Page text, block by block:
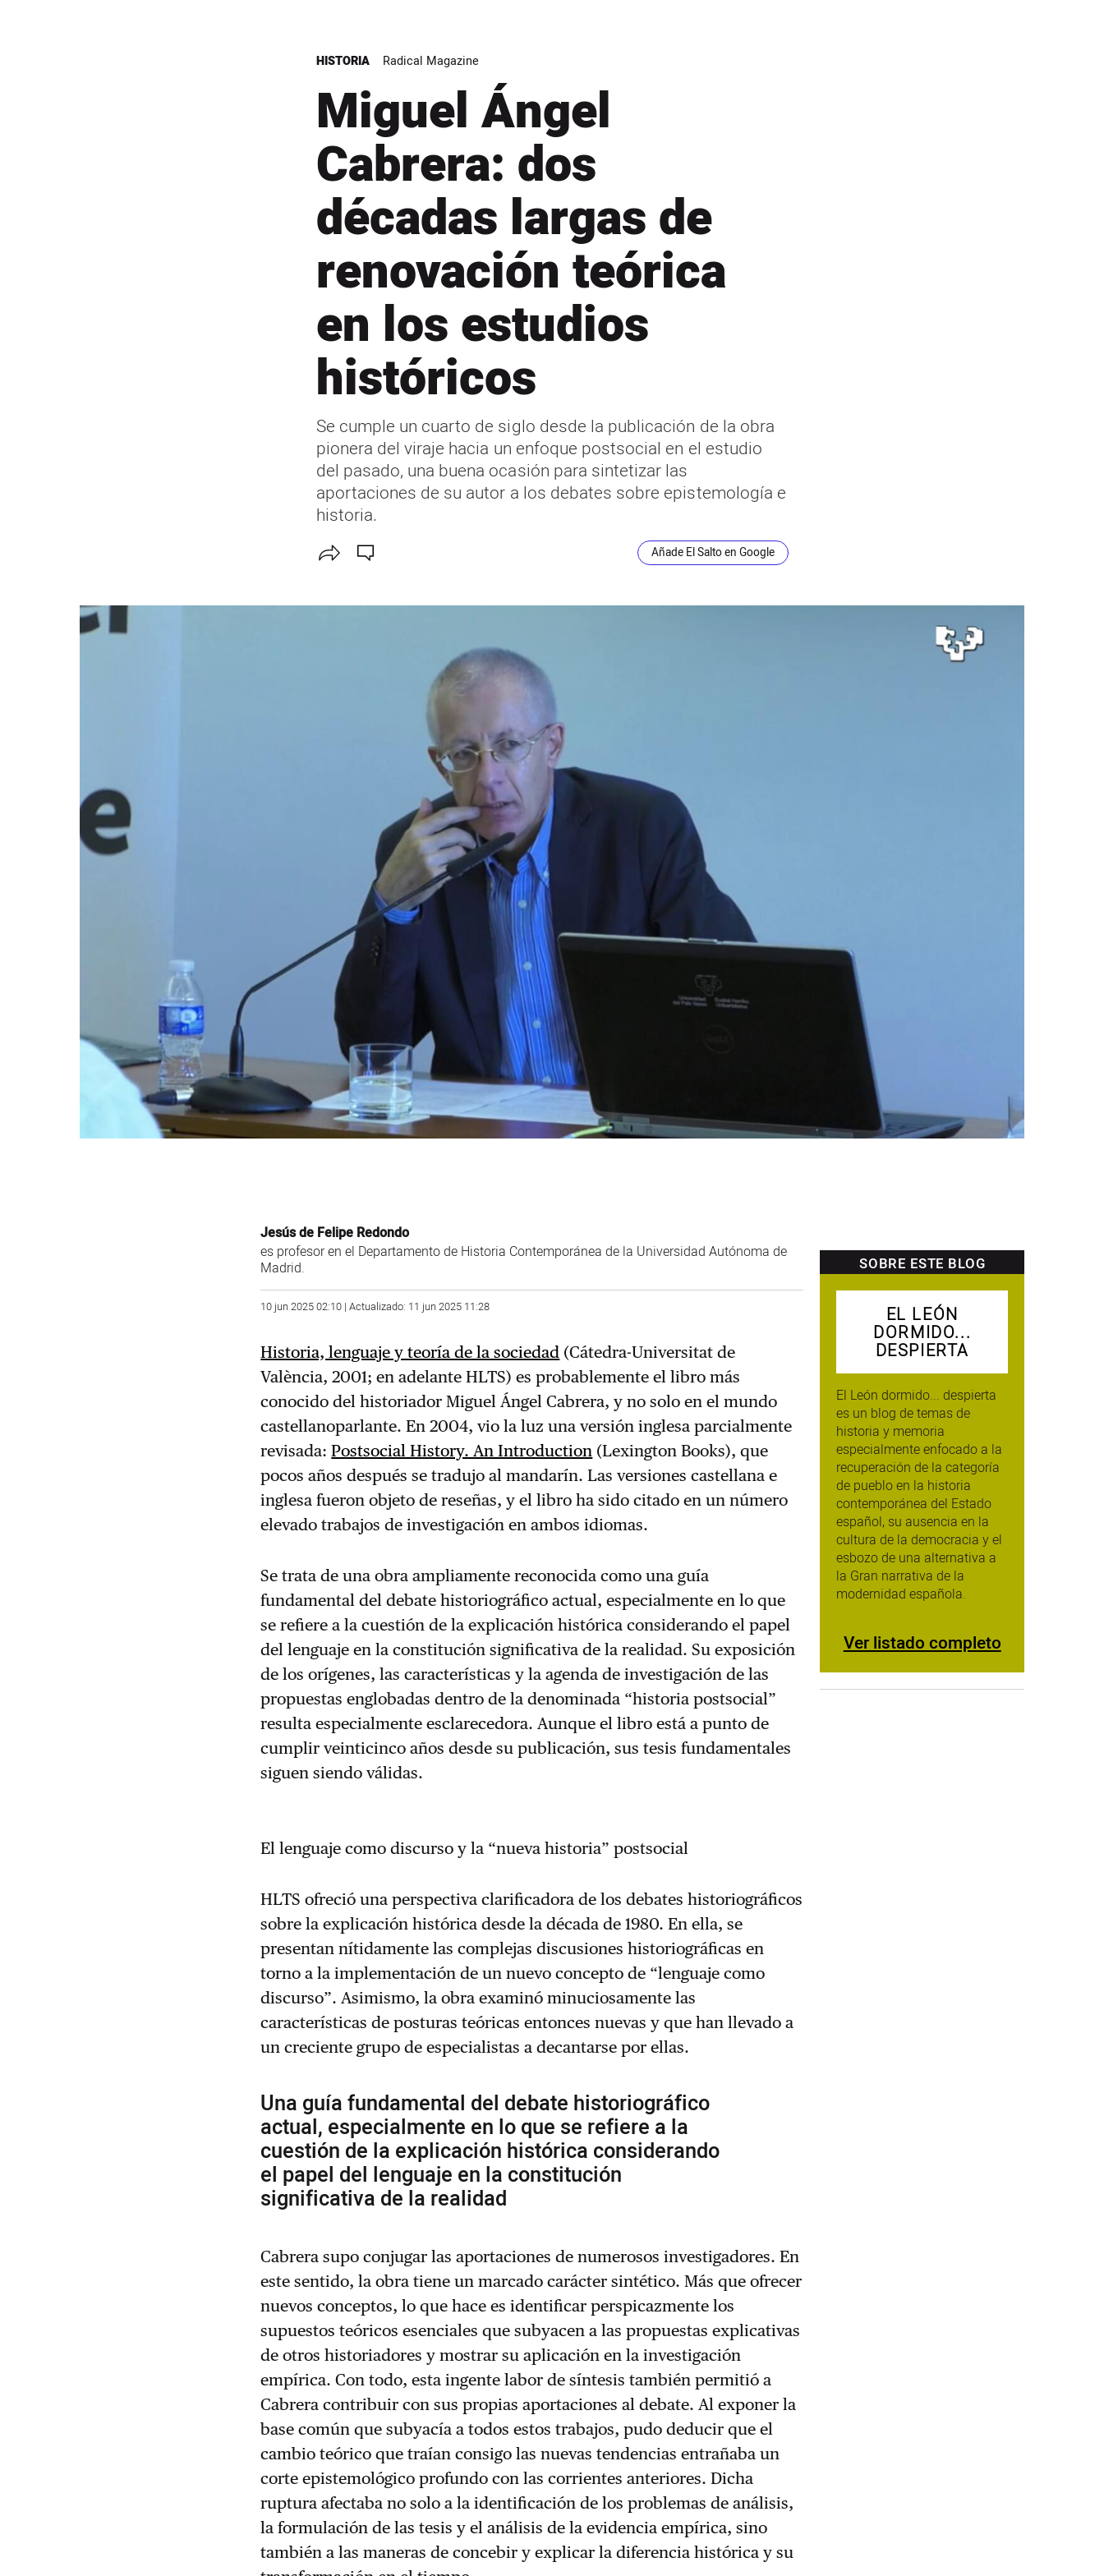
HISTORIA Radical Magazine
Miguel Ángel
Cabrera: dos
décadas largas de
renovación teórica
en los estudios
históricos
Se cumple un cuarto de siglo desde la publicación de la obra
pionera del viraje hacia un enfoque postsocial en el estudio
del pasado, una buena ocasión para sintetizar las
aportaciones de su autor a los debates sobre epistemología e
historia.
Añade El Salto en Google
Jesús de Felipe Redondo
es profesor en el Departamento de Historia Contemporánea de la Universidad Autónoma de
Madrid.
10 jun 2025 02:10 | Actualizado: 11 jun 2025 11:28
Historia, lenguaje y teoría de la sociedad (Cátedra-Universitat de
València, 2001; en adelante HLTS) es probablemente el libro más
conocido del historiador Miguel Ángel Cabrera, y no solo en el mundo
castellanoparlante. En 2004, vio la luz una versión inglesa parcialmente
revisada:Postsocial History. An Introduction (Lexington Books), que
pocos años después se tradujo al mandarín. Las versiones castellana e
inglesa fueron objeto de reseñas, y el libro ha sido citado en un número
elevado trabajos de investigación en ambos idiomas.
Se trata de una obra ampliamente reconocida como una guía
fundamental del debate historiográfico actual, especialmente en lo que
se refiere a la cuestión de la explicación histórica considerando el papel
del lenguaje en la constitución significativa de la realidad. Su exposición
de los orígenes, las características y la agenda de investigación de las
propuestas englobadas dentro de la denominada “historia postsocial”
resulta especialmente esclarecedora. Aunque el libro está a punto de
cumplir veinticinco años desde su publicación, sus tesis fundamentales
siguen siendo válidas.
El lenguaje como discurso y la “nueva historia” postsocial
HLTS ofreció una perspectiva clarificadora de los debates historiográficos
sobre la explicación histórica desde la década de 1980. En ella, se
presentan nítidamente las complejas discusiones historiográficas en
torno a la implementación de un nuevo concepto de “lenguaje como
discurso”. Asimismo, la obra examinó minuciosamente las
características de posturas teóricas entonces nuevas y que han llevado a
un creciente grupo de especialistas a decantarse por ellas.
Una guía fundamental del debate historiográfico
actual, especialmente en lo que se refiere a la
cuestión de la explicación histórica considerando
el papel del lenguaje en la constitución
significativa de la realidad
Cabrera supo conjugar las aportaciones de numerosos investigadores. En
este sentido, la obra tiene un marcado carácter sintético. Más que ofrecer
nuevos conceptos, lo que hace es identificar perspicazmente los
supuestos teóricos esenciales que subyacen a las propuestas explicativas
de otros historiadores y mostrar su aplicación en la investigación
empírica. Con todo, esta ingente labor de síntesis también permitió a
Cabrera contribuir con sus propias aportaciones al debate. Al exponer la
base común que subyacía a todos estos trabajos, pudo deducir que el
cambio teórico que traían consigo las nuevas tendencias entrañaba un
corte epistemológico profundo con las corrientes anteriores. Dicha
ruptura afectaba no solo a la identificación de los problemas de análisis,
la formulación de las tesis y el análisis de la evidencia empírica, sino
también a las maneras de concebir y explicar la diferencia histórica y su
SOBRE ESTE BLOG
EL LEÓN
DORMIDO...
DESPIERTA
El León dormido... despierta
es un blog de temas de
historia y memoria
especialmente enfocado a la
recuperación de la categoría
de pueblo en la historia
contemporánea del Estado
español, su ausencia en la
cultura de la democracia y el
esbozo de una alternativa a
la Gran narrativa de la
modernidad española.
Ver listado completo